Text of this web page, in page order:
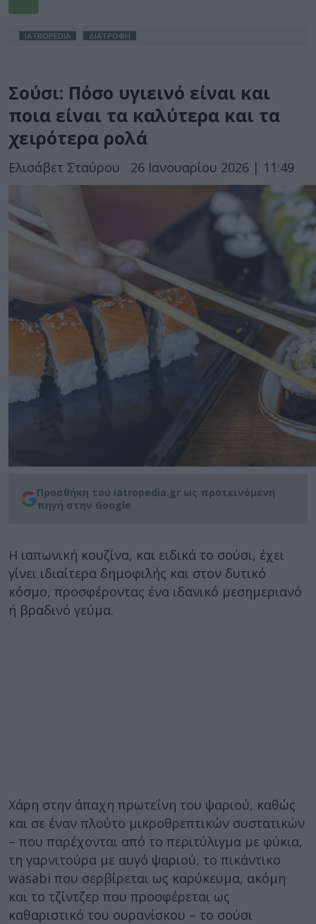
IATROPEDIA ΔΙΑΤΡΟΦΗ
Σούσι: Πόσο υγιεινό είναι και
ποια είναι τα καλύτερα και τα
χειρότερα ρολά
Ελισάβετ Σταύρου 26 Ιανουαρίου 2026 | 11:49
Προσθήκη του iatropedia.gr ως προτεινόμενη
πηγή στην Google
Η ιαπωνική κουζίνα, και ειδικά το σούσι, έχει
γίνει ιδιαίτερα δημοφιλής και στον δυτικό
κόσμο, προσφέροντας ένα ιδανικό μεσημεριανό
ή βραδινό γεύμα.
Χάρη στην άπαχη πρωτεΐνη του ψαριού, καθώς
και σε έναν πλούτο μικροθρεπτικών συστατικών
– που παρέχονται από το περιτύλιγμα με φύκια,
τη γαρνιτούρα με αυγό ψαριού, το πικάντικο
wasabi που σερβίρεται ως καρύκευμα, ακόμη
και το τζίντζερ που προσφέρεται ως
καθαριστικό του ουρανίσκου – το σούσι